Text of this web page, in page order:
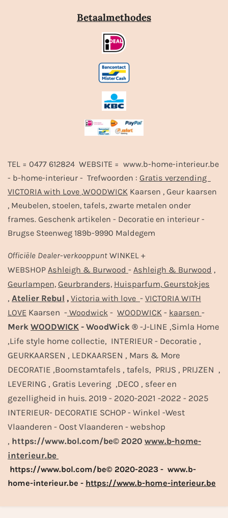
Betaalmethodes
TEL = 0477 612824 WEBSITE = www.b-home-interieur.be
- b-home-interieur - Trefwoorden : Gratis verzending
VICTORIA with Love ,WOODWICK Kaarsen , Geur kaarsen
, Meubelen, stoelen, tafels, zwarte metalen onder
frames. Geschenk artikelen - Decoratie en interieur -
Brugse Steenweg 189b-9990 Maldegem
Officiële Dealer-verkooppunt WINKEL +
WEBSHOP Ashleigh & Burwood - Ashleigh & Burwood ,
Geurlampen, Geurbranders, Huisparfum, Geurstokjes
, Atelier Rebul , Victoria with love - VICTORIA WITH
LOVE Kaarsen - Woodwick - WOODWICK - kaarsen -
Merk WOODWICK - WoodWick ® -J-LINE ,Simla Home
,Life style home collectie, INTERIEUR - Decoratie ,
GEURKAARSEN , LEDKAARSEN , Mars & More
DECORATIE ,Boomstamtafels , tafels, PRIJS , PRIJZEN ,
LEVERING , Gratis Levering ,DECO , sfeer en
gezelligheid in huis. 2019 - 2020-2021 -2022 - 2025
INTERIEUR- DECORATIE SCHOP - Winkel -West
Vlaanderen - Oost Vlaanderen - webshop
, https://www.bol.com/be© 2020 www.b-home-
interieur.be
https://www.bol.com/be© 2020-2023 - www.b-
home-interieur.be - https://www.b-home-interieur.be